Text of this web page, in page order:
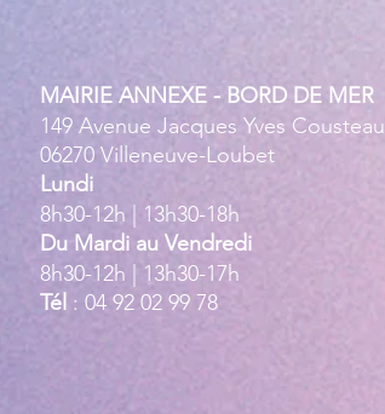
MAIRIE ANNEXE - BORD DE MER
149 Avenue Jacques Yves Cousteau
06270 Villeneuve-Loubet
Lundi
8h30-12h | 13h30-18h
Du Mardi au Vendredi
8h30-12h | 13h30-17h
Tél : 04 92 02 99 78